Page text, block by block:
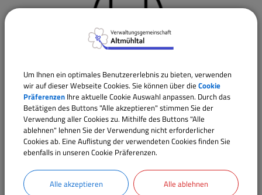
Ausschüsse
Um Ihnen ein optimales Benutzererlebnis zu bieten, verwenden
wir auf dieser Webseite Cookies. Sie können über die Cookie
Präferenzen Ihre aktuelle Cookie Auswahl anpassen. Durch das
Betätigen des Buttons "Alle akzeptieren" stimmen Sie der
Verwendung aller Cookies zu. Mithilfe des Buttons "Alle
ablehnen" lehnen Sie der Verwendung nicht erforderlicher
Cookies ab. Eine Auflistung der verwendeten Cookies finden Sie
ebenfalls in unseren Cookie Präferenzen.
Alle akzeptieren Alle ablehnen